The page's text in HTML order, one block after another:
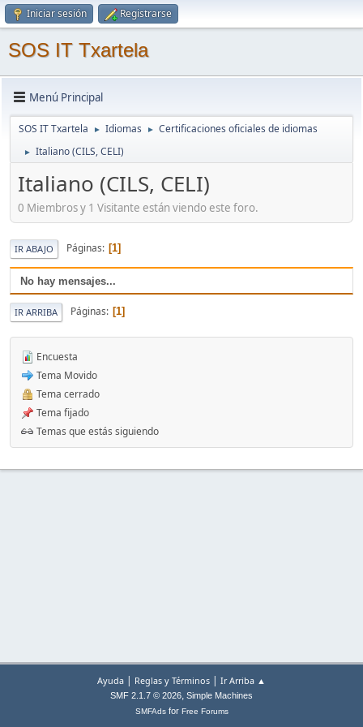
Iniciar sesión Registrarse
SOS IT Txartela
Menú Principal
SOS IT Txartela ► Idiomas ► Certificaciones oficiales de idiomas
► Italiano (CILS, CELI)
Italiano (CILS, CELI)
0 Miembros y 1 Visitante están viendo este foro.
IR ABAJO Páginas 1
No hay mensajes...
IR ARRIBA Páginas 1
Encuesta
Tema Movido
Tema cerrado
Tema fijado
Temas que estás siguiendo
Ayuda | Reglas y Términos | Ir Arriba ▲
SMF 2.1.7 © 2026, Simple Machines
SMFAdsfor Free Forums